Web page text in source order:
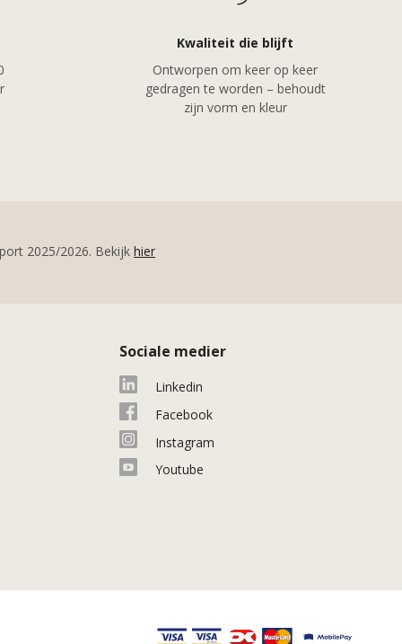
Kwaliteit die blijft
Ontworpen om keer op keer
gedragen te worden – behoudt
zijn vorm en kleur
2025/2026. Bekijk hier
Sociale medier
Linkedin
Facebook
Instagram
Youtube